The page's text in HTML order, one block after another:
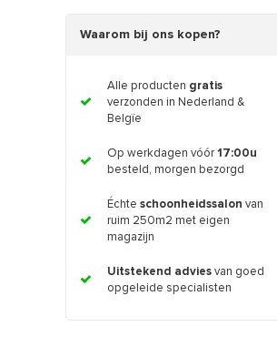
Waarom bij ons kopen?
Alle producten gratis
verzonden in Nederland &
Belgïe
Op werkdagen vóór 17:00u
besteld, morgen bezorgd
Échte schoonheidssalon van
ruim 250m2 met eigen
magazijn
Uitstekend advies van goed
opgeleide specialisten